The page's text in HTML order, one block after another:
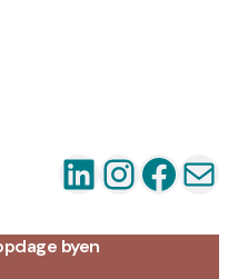
LinkedIn
byen